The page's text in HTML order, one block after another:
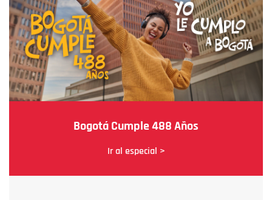
Bogotá Cumple 488 Años
Ir al especial >